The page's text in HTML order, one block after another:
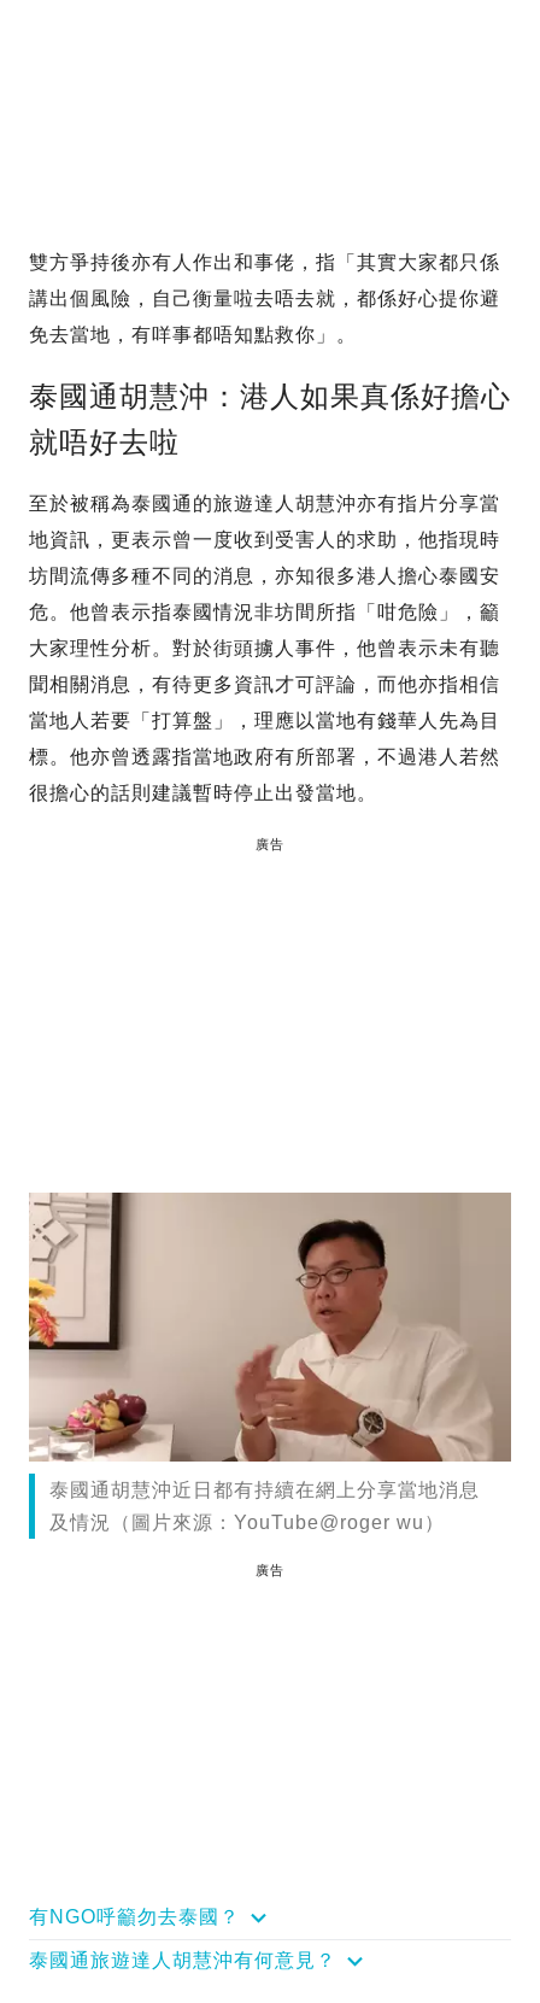
雙方爭持後亦有人作出和事佬，指「其實大家都只係
講出個風險，自己衡量啦去唔去就，都係好心提你避
免去當地，有咩事都唔知點救你」。
泰國通胡慧沖：港人如果真係好擔心
就唔好去啦
至於被稱為泰國通的旅遊達人胡慧沖亦有指片分享當
地資訊，更表示曾一度收到受害人的求助，他指現時
坊間流傳多種不同的消息，亦知很多港人擔心泰國安
危。他曾表示指泰國情況非坊間所指「咁危險」，籲
大家理性分析。對於街頭擄人事件，他曾表示未有聽
聞相關消息，有待更多資訊才可評論，而他亦指相信
當地人若要「打算盤」，理應以當地有錢華人先為目
標。他亦曾透露指當地政府有所部署，不過港人若然
很擔心的話則建議暫時停止出發當地。
廣告
泰國通胡慧沖近日都有持續在網上分享當地消息
及情況（圖片來源：YouTube@roger wu）
廣告
有NGO呼籲勿去泰國？
泰國通旅遊達人胡慧沖有何意見？